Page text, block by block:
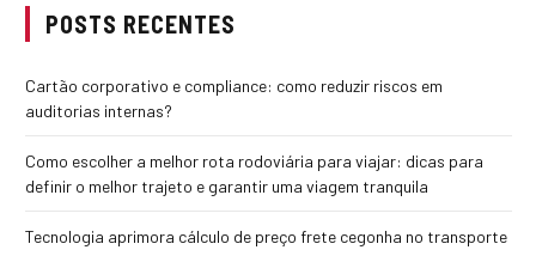
POSTS RECENTES
Cartão corporativo e compliance: como reduzir riscos em
auditorias internas?
Como escolher a melhor rota rodoviária para viajar: dicas para
definir o melhor trajeto e garantir uma viagem tranquila
Tecnologia aprimora cálculo de preço frete cegonha no transporte